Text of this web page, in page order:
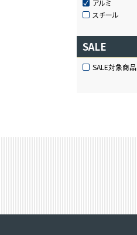
アルミ
スチール
SALE
SALE対象商品